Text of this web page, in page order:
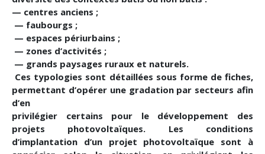
— centres anciens ;
— faubourgs ;
— espaces périurbains ;
— zones d’activités ;
— grands paysages ruraux et naturels.
Ces typologies sont détaillées sous forme de fiches,
permettant d’opérer une gradation par secteurs afin
d’en
privilégier certains pour le développement des
projets photovoltaïques. Les conditions
d’implantation d’un projet photovoltaïque sont à